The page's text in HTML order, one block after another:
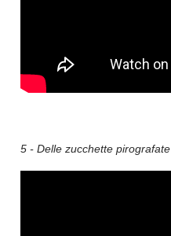
5 - Delle zucchette pirografate